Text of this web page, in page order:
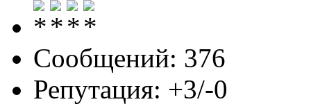
Сообщений: 376
Репутация: +3/-0